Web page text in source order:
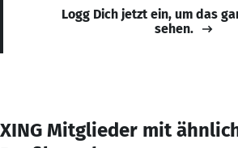
Logg Dich jetzt ein, um das
sehen.
XING Mitglieder mit